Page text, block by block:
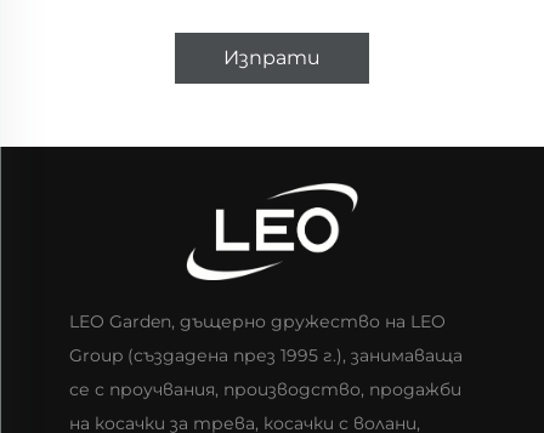
Изпрати
LEO Garden, дъщерно дружество на LEO
Group (създадена през 1995 г.), занимаваща
се с проучвания, производство, продажби
на косачки за трева, косачки с волани,